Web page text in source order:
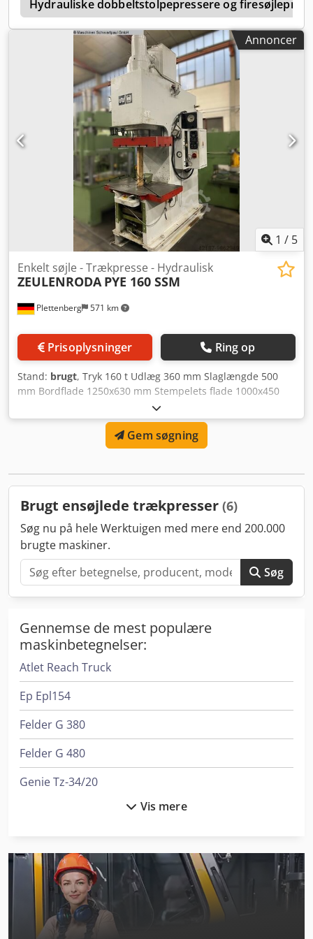
arbejdscyklus Tryk- og vejslukning Vandkøling Lysgitter
Djdpfxsvn U Sxj Adhock Centralsmøring med fedt
Trækkepudefunktion Udskubber i stemplet Teleservice
Hydrauliske dobbeltstolpepressere og
Annoncer
1 / 5
Plettenberg 571 km
Enkelt søjle - Trækpresse - Hydraulisk
ZEULENRODA PYE 160 SSM
Prisoplysninger Ring op
Stand: brugt, Tryk 160 t Udlæg 360 mm Slaglængde 500
mm Bordflade 1250x630 mm Stempelets flade 1000x450
mm Bordhøjde 1000 mm Indbygningshøjde 800 mm Djdelp
U Hgjpfx Adhjck Maskinvægt ca. 8 t Tohåndsbetjening
Fodbetjening Hurtig-arbejdsdrift Tryk- og vejslukning
Gem søgning
Brugt ensøjlede trækpresser (6)
Søg nu på hele Werktuigen med mere end 200.000
brugte maskiner.
Søg
Gennemse de mest populære
maskinbetegnelser:
Atlet Reach Truck
Ep Epl154
Felder G 380
Felder G 480
Genie Tz-34/20
Liebherr L 538
Linde E 10
Linde L 10
Vis mere